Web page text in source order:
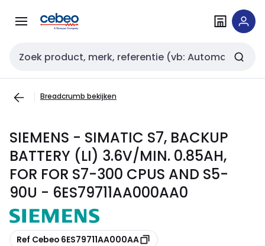
naar
naar
Zoekveld invoer
Breadcrumb bekijken
SIEMENS - SIMATIC S7, BACKUP
BATTERY (LI) 3.6V/MIN. 0.85AH,
FOR FOR S7-300 CPUS AND S5-
90U - 6ES79711AA000AA0
Kopiëren
Ref Cebeo 6ES79711AA000AA